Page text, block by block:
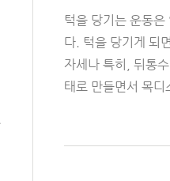
턱을 당기는 운동
다. 턱을 당기게 되
자세나 특히, 뒤통
태로 만들면서 목디